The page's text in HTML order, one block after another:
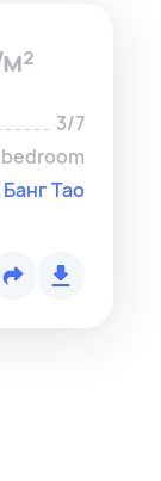
3/7
bedroom
Банг Тао
Копировать
WhatsApp-